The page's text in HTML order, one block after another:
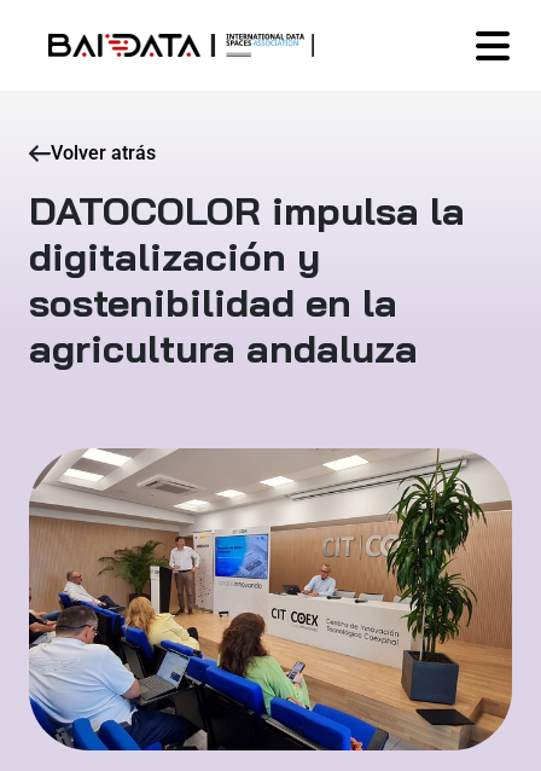
Volver atrás
DATOCOLOR impulsa la
digitalización y
sostenibilidad en la
agricultura andaluza